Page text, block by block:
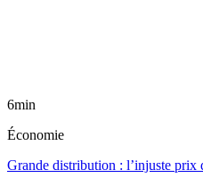
6min
Économie
Grande distribution : l’injuste prix